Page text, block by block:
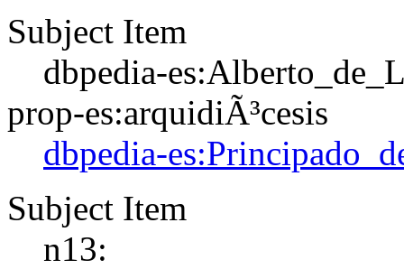
Subject Item
dbpedia-
prop-es:arquidiÃ³cesis
dbpedia-
Subject Item
n13: